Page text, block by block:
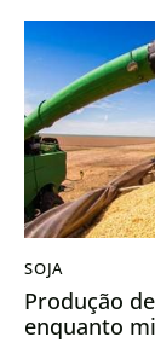
SOJA
Produção
enquanto